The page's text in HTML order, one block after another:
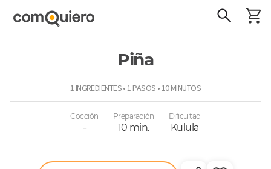
Piña
1 INGREDIENTES • 1 PASOS • 10 MINUTOS
Cocción
-
Preparación
10 min.
Dificultad
Kulula